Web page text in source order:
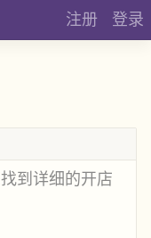
注册 登录
到详细的开店